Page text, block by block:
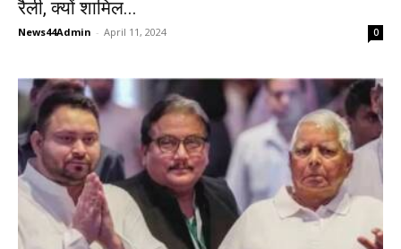
रैली, क्यों शामिल...
News44Admin - April 11, 2024 0